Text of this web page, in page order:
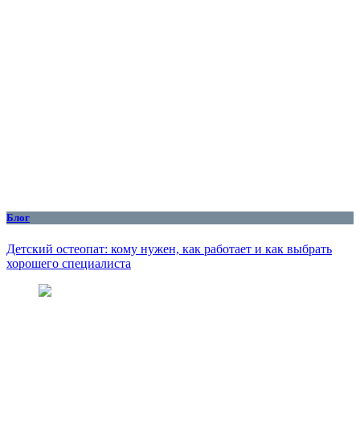
Блог
Детский остеопат: кому нужен, как работает и как выбрать
хорошего специалиста